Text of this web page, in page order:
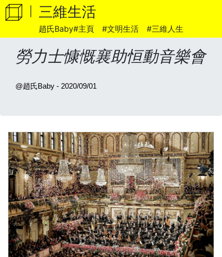
三維生活
趙氏Baby#主頁 #文明生活 #三維人生
勞力士慷慨襄助恒動音樂會
@趙氏Baby - 2020/09/01